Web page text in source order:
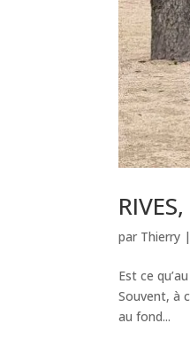
par Thierry |
Est ce
Souvent, à
au fond...